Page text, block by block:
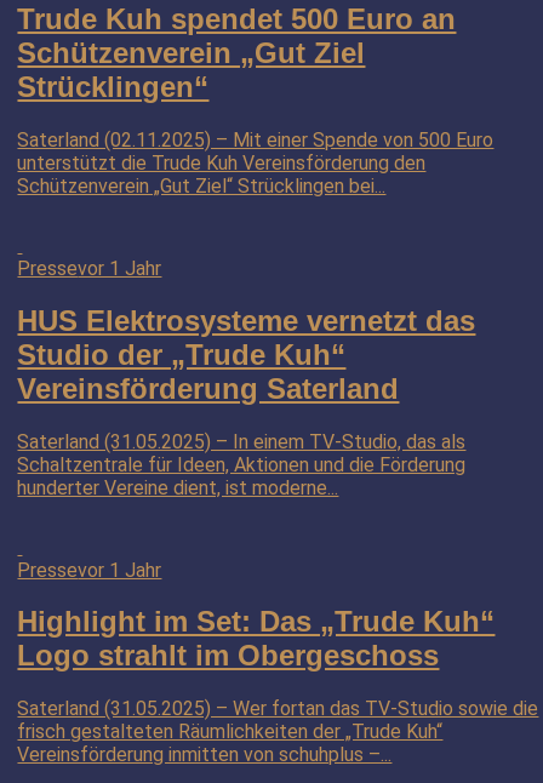
Trude Kuh spendet 500 Euro an
Schützenverein „Gut Ziel
Strücklingen“
Saterland (02.11.2025) – Mit einer Spende von 500 Euro
unterstützt die Trude Kuh Vereinsförderung den
Schützenverein „Gut Ziel“ Strücklingen bei...
Pressevor 1 Jahr
HUS Elektrosysteme vernetzt das
Studio der „Trude Kuh“
Vereinsförderung Saterland
Saterland (31.05.2025) – In einem TV-Studio, das als
Schaltzentrale für Ideen, Aktionen und die Förderung
hunderter Vereine dient, ist moderne...
Pressevor 1 Jahr
Highlight im Set: Das „Trude Kuh“
Logo strahlt im Obergeschoss
Saterland (31.05.2025) – Wer fortan das TV-Studio sowie die
frisch gestalteten Räumlichkeiten der „Trude Kuh“
Vereinsförderung inmitten von schuhplus –...